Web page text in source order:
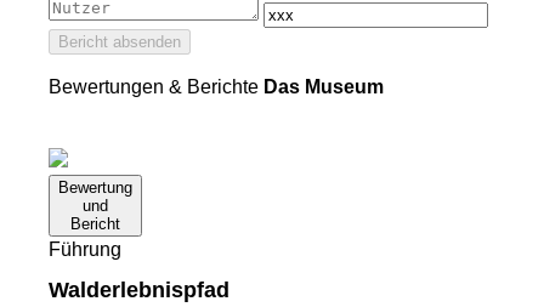
Bericht absenden
Bewertungen & Berichte Das Museum
Bewertung
und
Bericht
Führung
Walderlebnispfad